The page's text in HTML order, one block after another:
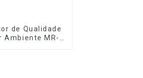
de Qualidade
Ambiente MR-